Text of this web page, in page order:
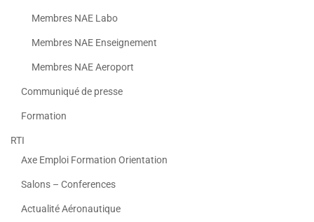
Membres NAE Labo
Membres NAE Enseignement
Membres NAE Aeroport
Communiqué de presse
Formation
RTI
Axe Emploi Formation Orientation
Salons – Conferences
Actualité Aéronautique